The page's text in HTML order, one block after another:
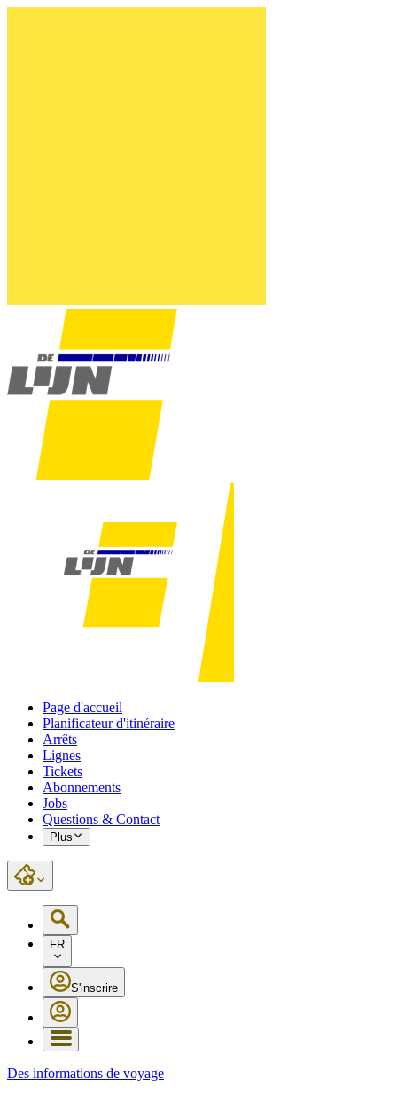
Page d'accueil
Planificateur d'itinéraire
Arrêts
Lignes
Tickets
Abonnements
Jobs
Questions & Contact
Plus
FR
S'inscrire
Des informations de voyage